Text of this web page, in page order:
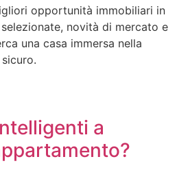
opportunità immobiliari in
novità di mercato e
una casa immersa nella
a